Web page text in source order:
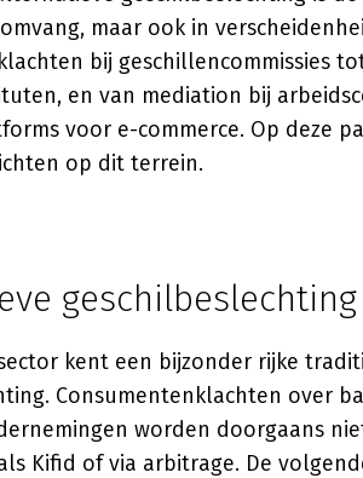
maar ook in
bij geschillencommissies
en van mediation bij
voor e-commerce. Op deze
op dit terrein.
kent een bijzonder rijke
Consumentenklachten over
worden doorgaans
Kifid of via arbitrage. De